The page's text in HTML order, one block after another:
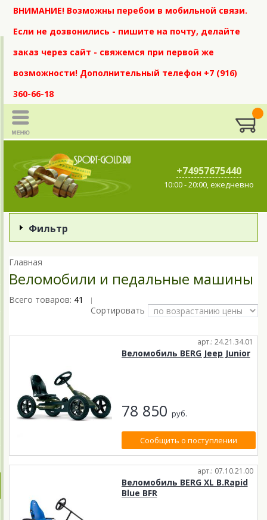
ВНИМАНИЕ! Возможны перебои в мобильной связи.
Если не дозвонились - пишите на почту, делайте
заказ через сайт - свяжемся при первой же
возможности! Дополнительный телефон +7 (916)
360-66-18
+74957675440
10:00 - 20:00, ежедневно
Фильтр
Главная
Веломобили и педальные машины
Всего товаров: 41 |
Сортировать
арт.: 24.21.34.01
Веломобиль BERG Jeep Junior
78 850 руб.
Сообщить о поступлении
арт.: 07.10.21.00
Веломобиль BERG XL B.Rapid
Blue BFR